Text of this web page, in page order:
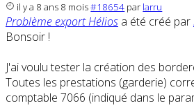
il y a 8 ans 8 mois#18654 par larru
Problème export Hélios a été créé par
Bonsoir !
J'ai voulu tester la création des
Toutes les prestations (garderie)
comptable 7066 (indiqué dans le